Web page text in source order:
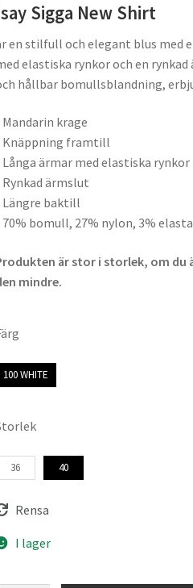
Sigga New Shirt
en stilfull och elegant blus med
elastiska rynkor och en
hållbar bomullsblandning,
Mandarin krage
Knäppning framtill
Långa ärmar med elastiska rynkor
Rynkad ärmslut
Längre baktill
70% bomull, 27% nylon, 3%
är stor i storlek, om du
mindre.
100 WHITE
36 40
Rensa
I lager